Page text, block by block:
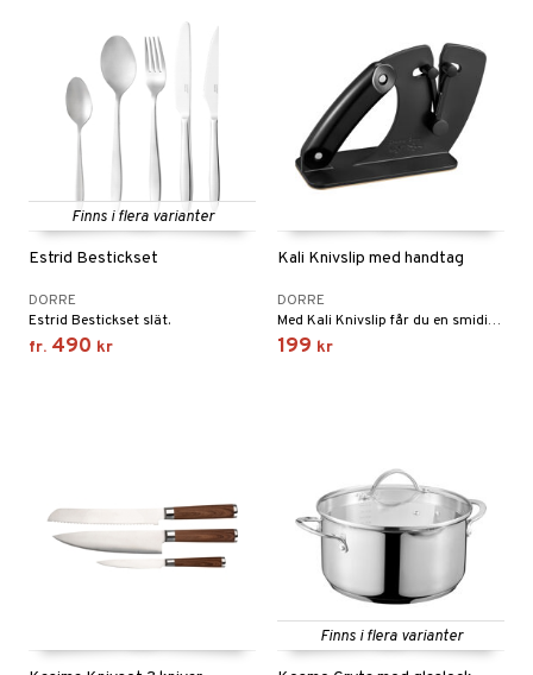
Finns i flera varianter
Estrid Bestickset
DORRE
Estrid Bestickset slät.
fr. 490 kr
Kali Knivslip med handtag
DORRE
Med Kali Knivslip får du en smidig knivslip som både slipar en skadad kniv men även finslipar och dessutom står den stadigt på bordet.
199 kr
Finns i flera varianter